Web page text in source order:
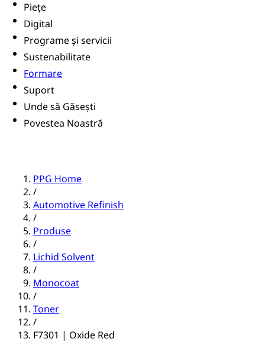
Piețe
Digital
Programe și servicii
Sustenabilitate
Formare
Suport
Unde să Găsești
Povestea Noastră
PPG Home
/
Automotive Refinish
/
Produse
/
Lichid Solvent
/
Monocoat
/
Toner
/
F7301 | Oxide Red